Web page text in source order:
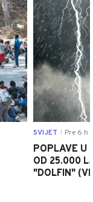
SVIJET Pre 6 h
POPLAVE U
OD 25.000
"DOLFIN"